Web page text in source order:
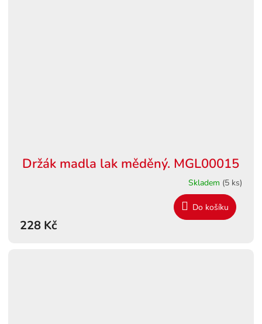
Držák madla lak měděný. MGL00015
Skladem (5 ks)
228 Kč
Do košíku